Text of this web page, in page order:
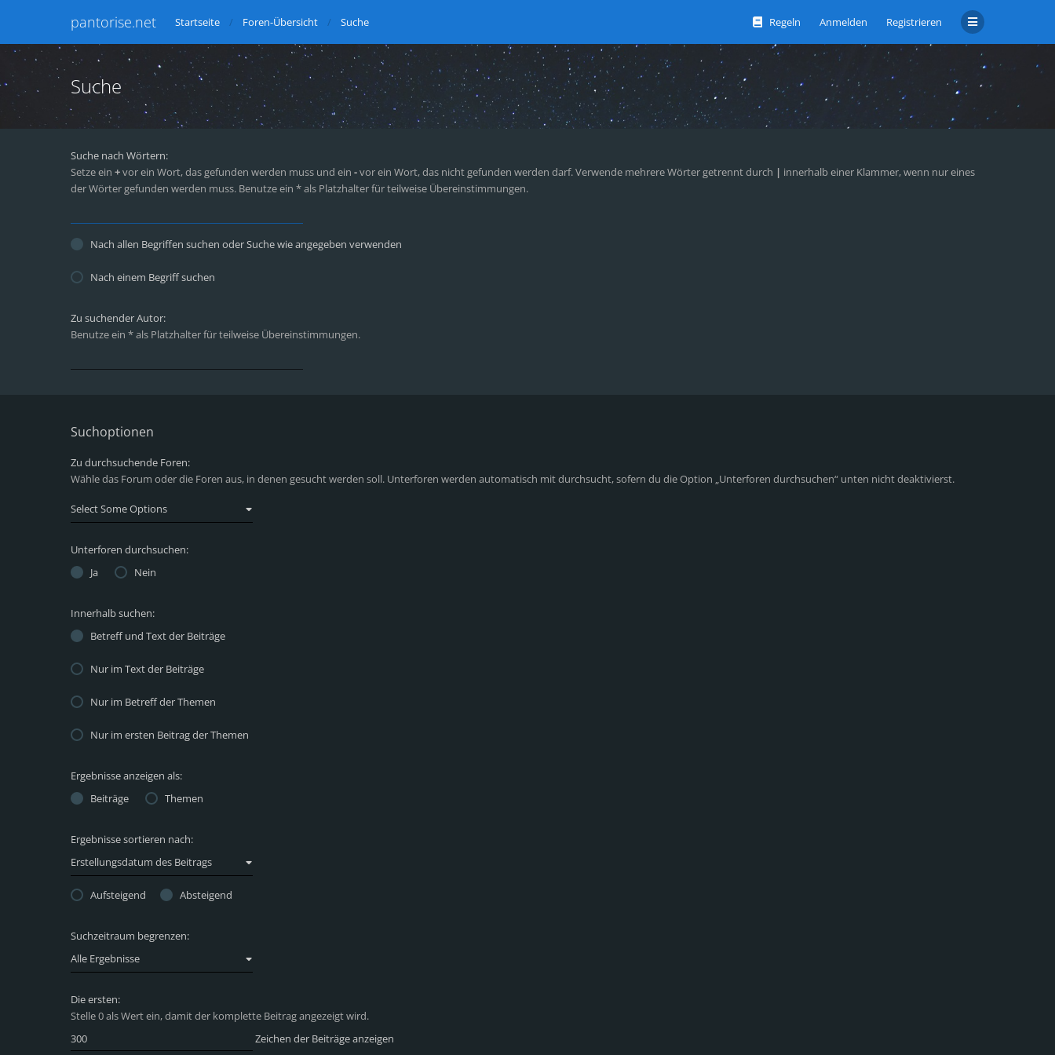
pantorise.net Regeln Anmelden Registrieren
Startseite Foren-Übersicht Suche
Suche
Suche nach Wörtern:
Setze ein +vor ein Wort, das gefunden werden muss und ein -vor ein Wort, das nicht gefunden werden darf. Verwende mehrere Wörter getrennt durch | innerhalb einer Klammer, wenn nur eines
der Wörter gefunden werden muss. Benutze ein * als Platzhalter für teilweise Übereinstimmungen.
Nach allen Begriffen suchen oder Suche wie angegeben verwenden
Nach einem Begriff suchen
Zu suchender Autor:
Benutze ein * als Platzhalter für teilweise Übereinstimmungen.
Suchoptionen
Zu durchsuchende Foren:
Wähle das Forum oder die Foren aus, in denen gesucht werden soll. Unterforen werden automatisch mit durchsucht, sofern du die Option „Unterforen durchsuchen“ unten nicht deaktivierst.
Unterforen durchsuchen:
Ja
Nein
Innerhalb suchen:
Betreff und Text der Beiträge
Nur im Text der Beiträge
Nur im Betreff der Themen
Nur im ersten Beitrag der Themen
Ergebnisse anzeigen als:
Beiträge
Themen
Ergebnisse sortieren nach:
Erstellungsdatum des Beitrags
Aufsteigend Absteigend
Suchzeitraum begrenzen:
Alle Ergebnisse
Die ersten:
Stelle 0 als Wert ein, damit der komplette Beitrag angezeigt wird.
Zeichen der Beiträge anzeigen